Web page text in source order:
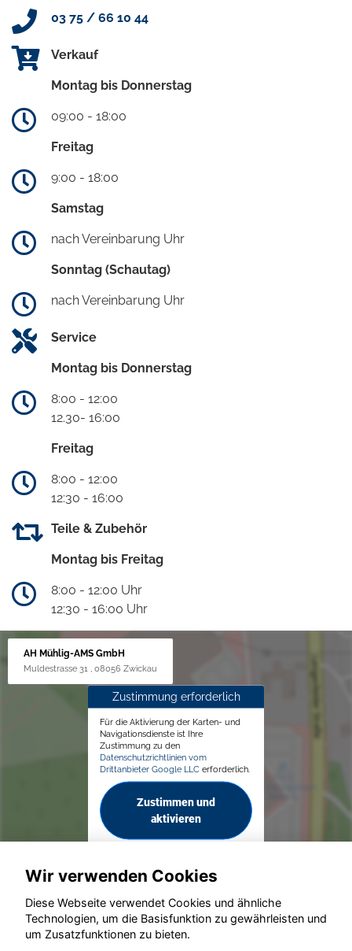
03 75 / 66 10 44
Verkauf
Montag bis Donnerstag
09:00 - 18:00
Freitag
9:00 - 18:00
Samstag
nach Vereinbarung Uhr
Sonntag (Schautag)
nach Vereinbarung Uhr
Service
Montag bis Donnerstag
8:00 - 12:00
12.30- 16:00
Freitag
8:00 - 12:00
12:30 - 16:00
Teile & Zubehör
Montag bis Freitag
8:00 - 12:00 Uhr
12:30 - 16:00 Uhr
AH Mühlig-AMS GmbH
Muldestrasse 31 , 08056 Zwickau
Zustimmung erforderlich
Für die Aktivierung der Karten- und
Navigationsdienste ist Ihre
Zustimmung zu den
Datenschutzrichtlinien vom
Drittanbieter Google LLC erforderlich.
Zustimmen und
aktivieren
© konjunkturmotor.de GmbH 2020 - 2026
Wir verwenden Cookies
Diese Webseite verwendet Cookies und ähnliche
Technologien, um die Basisfunktion zu gewährleisten und
um Zusatzfunktionen zu bieten.